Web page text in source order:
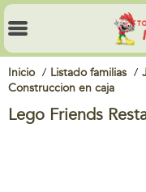
Inicio Listado familias
Construccion en caja
Lego Friends